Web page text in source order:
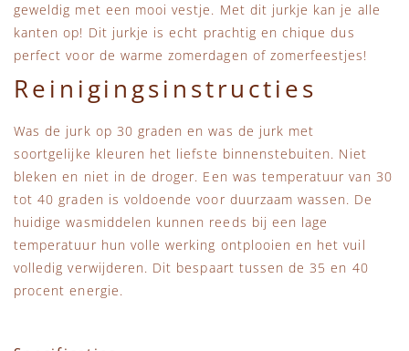
geweldig met een mooi vestje. Met dit jurkje kan je alle
kanten op! Dit jurkje is echt prachtig en chique dus
perfect voor de warme zomerdagen of zomerfeestjes!
Reinigingsinstructies
Was de jurk op 30 graden en was de jurk met
soortgelijke kleuren het liefste binnenstebuiten. Niet
bleken en niet in de droger. Een was temperatuur van 30
tot 40 graden is voldoende voor duurzaam wassen. De
huidige wasmiddelen kunnen reeds bij een lage
temperatuur hun volle werking ontplooien en het vuil
volledig verwijderen. Dit bespaart tussen de 35 en 40
procent energie.